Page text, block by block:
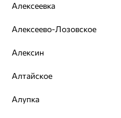
Нужна
Описание
Вид изделия:
Металл:
Алексеевка
Алексеево-Лозовское
Алексин
Алтайское
Алупка